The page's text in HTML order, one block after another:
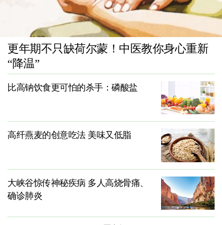
更年期不只缺荷尔蒙！中医教你身心重新
“降温”
比高钠饮食更可怕的杀手：磷酸盐
高纤燕麦的创意吃法 美味又低脂
大峡谷惊传神秘疾病 多人高烧骨痛、
确诊肺炎